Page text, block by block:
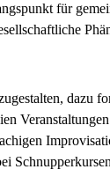
für
dazu